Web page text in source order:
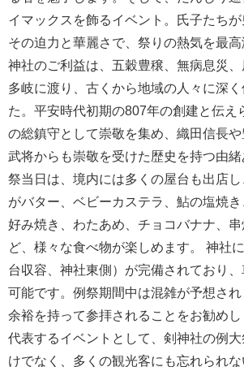
イマックスを飾るイベント。氏子たちが
その迫力と華麗さで、祭りの熱気を最高
神社のご利益は、五穀豊穣、無病息災
多岐に渡り、古くから地域の人々に深
た。平安時代初期の807年の創建と伝え
の総鎮守として崇敬を集め、織田信長
武将からも崇敬を受けた歴史を持つ由
祭当日は、境内には多くの屋台も出店
がバター、ベビーカステラ、鮎の塩焼
好み焼き、わたあめ、チョコバナナ、
ど、様々な食べ物が楽しめます。 神社
台収容、神社東側）が完備されており
可能です。例祭期間中は混雑が予想さ
余裕を持って参拝されることをお勧め
代表するイベントとして、剣神社の例
けでなく、多くの観光客にも忘れられ